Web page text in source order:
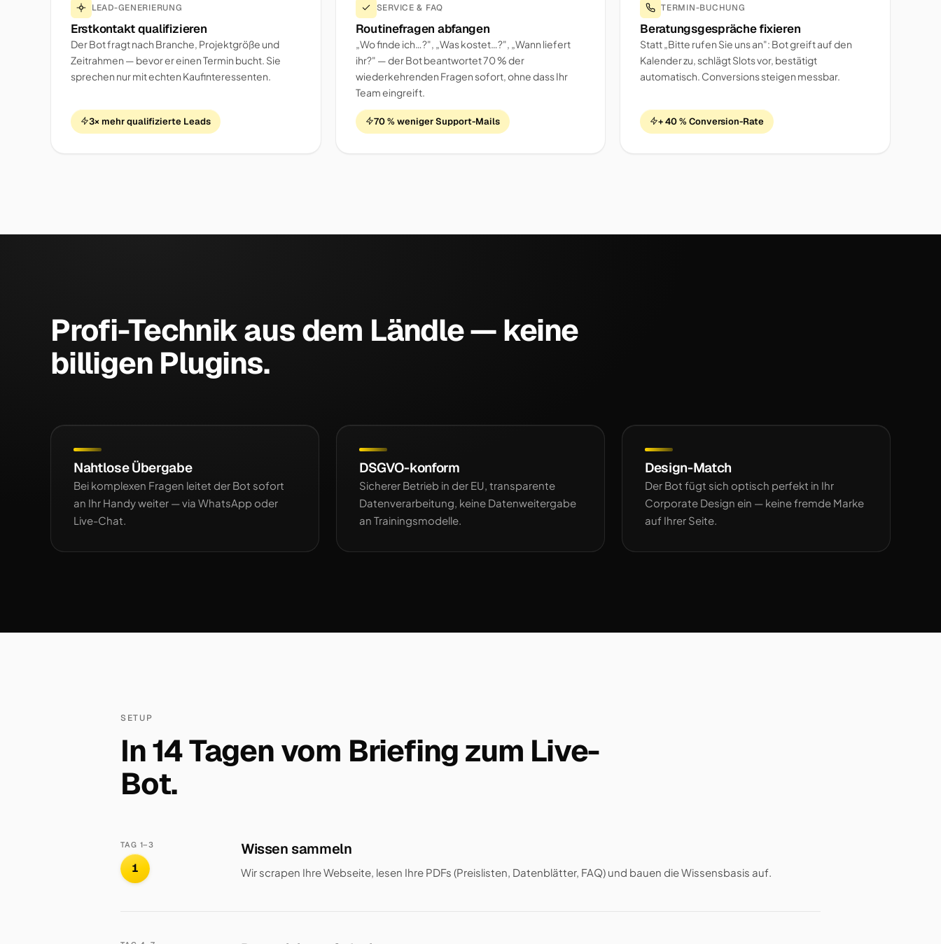
LEAD-GENERIERUNG
Erstkontakt qualifizieren
Der Bot fragt nach Branche, Projektgröße und
Zeitrahmen — bevor er einen Termin bucht. Sie
sprechen nur mit echten Kaufinteressenten.
3× mehr qualifizierte Leads
SERVICE & FAQ
Routinefragen abfangen
„Wo finde ich…?", „Was kostet…?", „Wann liefert
ihr?" — der Bot beantwortet 70 % der
wiederkehrenden Fragen sofort, ohne dass Ihr
Team eingreift.
70 % weniger Support-Mails
TERMIN-BUCHUNG
Beratungsgespräche fixieren
Statt „Bitte rufen Sie uns an": Bot greift auf den
Kalender zu, schlägt Slots vor, bestätigt
automatisch. Conversions steigen messbar.
+ 40 % Conversion-Rate
Profi-Technik aus dem Ländle — keine
billigen Plugins.
Nahtlose Übergabe
Bei komplexen Fragen leitet der Bot sofort
an Ihr Handy weiter — via WhatsApp oder
Live-Chat.
DSGVO-konform
Sicherer Betrieb in der EU, transparente
Datenverarbeitung, keine Datenweitergabe
an Trainingsmodelle.
Design-Match
Der Bot fügt sich optisch perfekt in Ihr
Corporate Design ein — keine fremde Marke
auf Ihrer Seite.
SETUP
In 14 Tagen vom Briefing zum Live-
Bot.
TAG 1–3
1
Wissen sammeln
Wir scrapen Ihre Webseite, lesen Ihre PDFs (Preislisten, Datenblätter, FAQ) und bauen die Wissensbasis auf.